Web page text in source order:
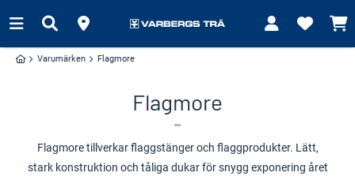
Varumärken Flagmore
Flagmore
Flagmore tillverkar flaggstänger och flaggprodukter. Lätt,
stark konstruktion och tåliga dukar för snygg exponering året